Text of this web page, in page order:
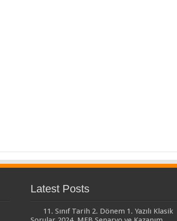
Latest Posts
11. Sınıf Tarih 2. Dönem 1. Yazılı Klasik